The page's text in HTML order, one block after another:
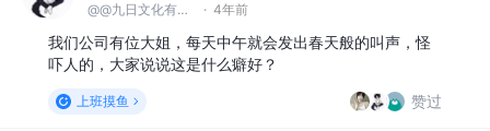
@@九日文化有限 公司 · 4年前
我们公司有位大姐，每天中午就会发出春天般的叫声，怪
吓人的，大家说说这是什么癖好？
上班摸鱼 赞过